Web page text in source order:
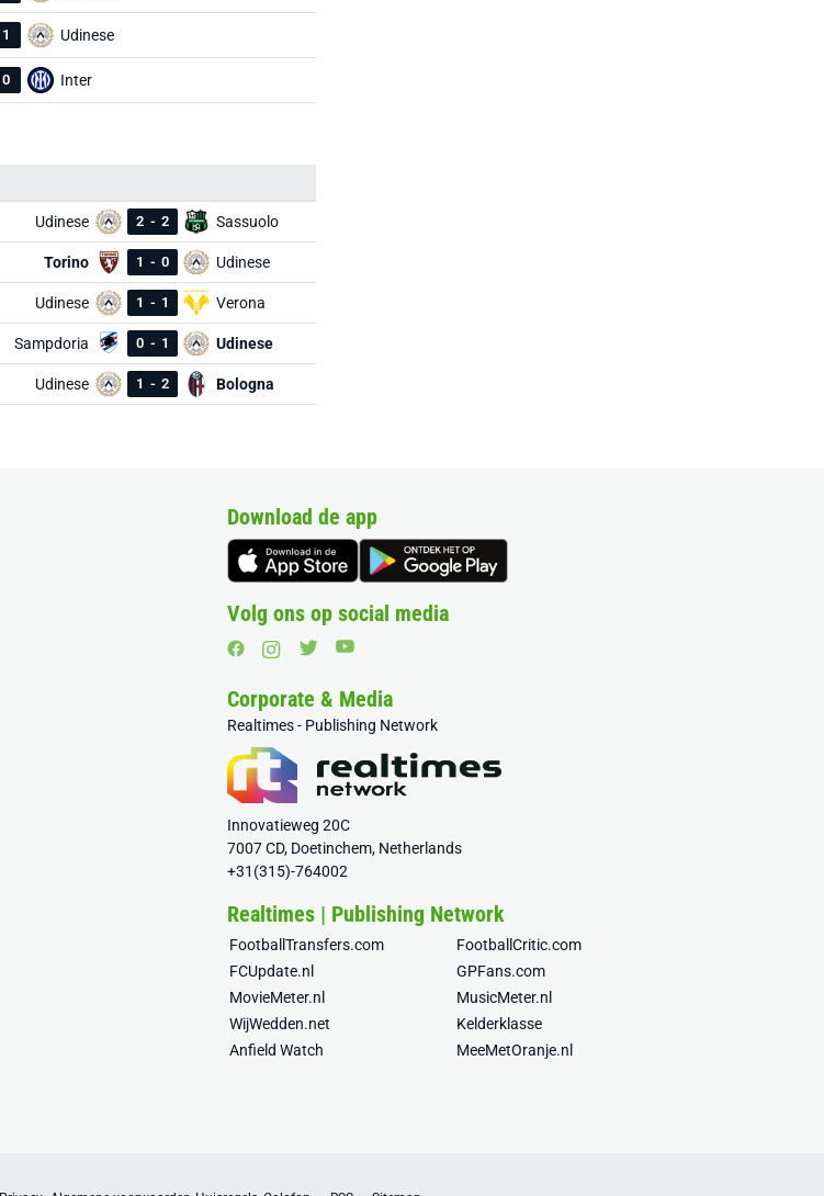
1 Udinese
0 Inter
Udinese 2 - 2 Sassuolo
Torino 1 - 0 Udinese
Udinese 1 - 1 Verona
Sampdoria 0 - 1 Udinese
Udinese 1 - 2 Bologna
Download de app
Volg ons op social media
Corporate & Media
Realtimes - Publishing Network
Innovatieweg 20C
7007 CD, Doetinchem, Netherlands
+31(315)-764002
Realtimes | Publishing Network
FootballTransfers.com
FootballCritic.com
FCUpdate.nl
GPFans.com
MovieMeter.nl
MusicMeter.nl
WijWedden.net
Kelderklasse
Anfield Watch
MeeMetOranje.nl